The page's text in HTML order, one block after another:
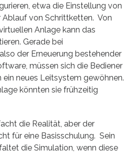
etwa die Einstellung von
Ablauf von Schrittketten. Von
Anlage kann das
Gerade bei
der Erneuerung bestehender
müssen sich die Bediener
neues Leitsystem gewöhnen.
könnten sie frühzeitig
die Realität, aber der
für eine Basisschulung. Sein
die Simulation, wenn diese